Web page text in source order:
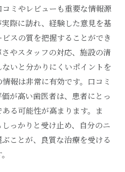
ミやレビューも重要な情報源
際に訪れ、経験した意見を基
スの質を把握することができ
やスタッフの対応、施設の清
いと分かりにくいポイントを
報は非常に有効です。口コミ
が高い歯医者は、患者にとっ
る可能性が高まります。ま
っかりと受け止め、自分のニ
ことが、良質な治療を受ける